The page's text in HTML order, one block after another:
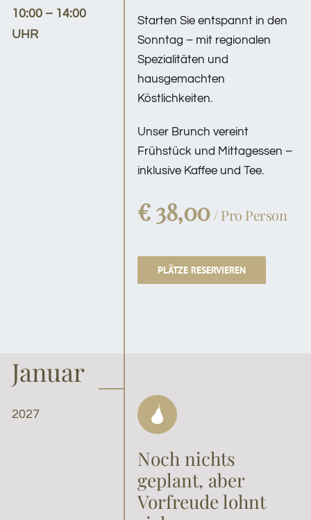
10:00 – 14:00
UHR
Starten Sie entspannt in den
Sonntag – mit regionalen
Spezialitäten und
hausgemachten
Köstlichkeiten.
Unser Brunch vereint
Frühstück und Mittagessen –
inklusive Kaffee und Tee.
€ 38,00/ Pro Person
PLÄTZE RESERVIEREN
Januar
2027
Noch nichts
geplant, aber
Vorfreude lohnt